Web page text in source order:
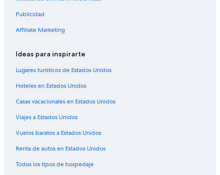
Hoteles con traslado del/al aeropuerto en Kelowna
Hoteles cerca de viñedos en Kelowna
Hoteles que aceptan mascotas en Kelowna
Hoteles en Estación de Ski Silver Star Mountain
Hoteles en Okanagan Centre
Hoteles con spa en Okanagan Valley
Hoteles cerca de viñedos en Okanagan Valley
Hoteles cerca de Predator Ridge Golf Resort
Casas de campo en Armstrong
Hoteles en Armstrong
Publicidad
Affiliate Marketing
Ideas para inspirarte
Lugares turísticos de Estados Unidos
Hoteles en Estados Unidos
Casas vacacionales en Estados Unidos
Viajes a Estados Unidos
Vuelos baratos a Estados Unidos
Renta de autos en Estados Unidos
Todos los tipos de hospedaje